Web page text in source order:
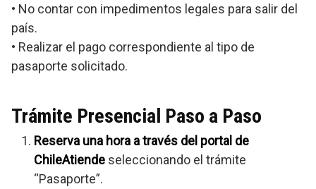
• No contar con impedimentos legales para salir del
país.
• Realizar el pago correspondiente al tipo de
pasaporte solicitado.
Trámite Presencial Paso a Paso
Reserva una hora a través del portal de
ChileAtiende seleccionando el trámite
“Pasaporte”.